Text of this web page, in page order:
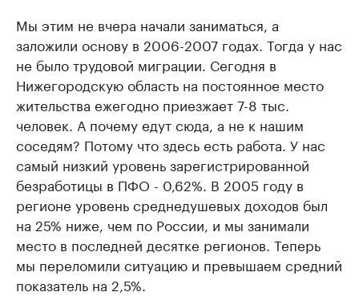
Мы этим не вчера начали заниматься, а
заложили основу в 2006-2007 годах. Тогда у нас
не было трудовой миграции. Сегодня в
Нижегородскую область на постоянное место
жительства ежегодно приезжает 7-8 тыс.
человек. А почему едут сюда, а не к нашим
соседям? Потому что здесь есть работа. У нас
самый низкий уровень зарегистрированной
безработицы в ПФО - 0,62%. В 2005 году в
регионе уровень среднедушевых доходов был
на 25% ниже, чем по России, и мы занимали
место в последней десятке регионов. Теперь
мы переломили ситуацию и превышаем средний
показатель на 2,5%.